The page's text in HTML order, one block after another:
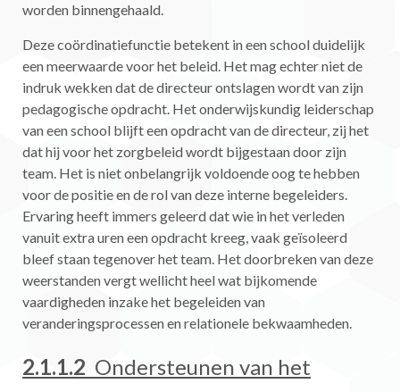
worden binnengehaald.
Deze coördinatiefunctie betekent in een school duidelijk
een meerwaarde voor het beleid. Het mag echter niet de
indruk wekken dat de directeur ontslagen wordt van zijn
pedagogische opdracht. Het onderwijskundig leiderschap
van een school blijft een opdracht van de directeur, zij het
dat hij voor het zorgbeleid wordt bijgestaan door zijn
team. Het is niet onbelangrijk voldoende oog te hebben
voor de positie en de rol van deze interne begeleiders.
Ervaring heeft immers geleerd dat wie in het verleden
vanuit extra uren een opdracht kreeg, vaak geïsoleerd
bleef staan tegenover het team. Het doorbreken van deze
weerstanden vergt wellicht heel wat bijkomende
vaardigheden inzake het begeleiden van
veranderingsprocessen en relationele bekwaamheden.
2.1.1.2 Ondersteunen van het